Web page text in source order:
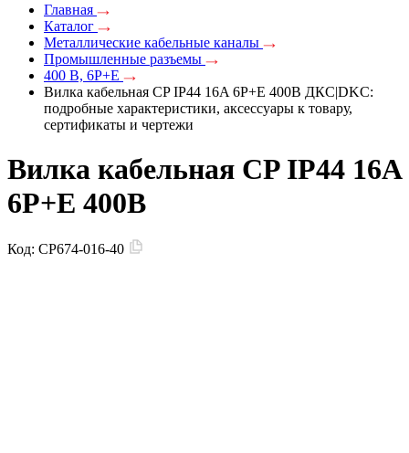
Главная
Каталог
Металлические кабельные каналы
Промышленные разъемы
400 В, 6P+E
Вилка кабельная CP IP44 16A 6P+E 400В ДКС|DKC:
подробные характеристики, аксессуары к товару,
сертификаты и чертежи
Вилка кабельная CP IP44 16A
6P+E 400В
Код: CP674-016-40